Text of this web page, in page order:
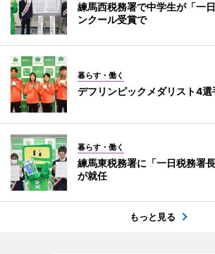
練馬西税務署で中学生が「一
ンクール受賞で
暮らす・働く
デフリンピックメダリスト4
暮らす・働く
練馬東税務署に「一日税務署
が就任
もっと見る